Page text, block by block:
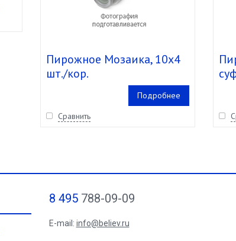
Пирожное Мозаика, 10х4
шт./кор.
Подробнее
Сравнить
8 495788-09-09
E-mail: info@believ.ru